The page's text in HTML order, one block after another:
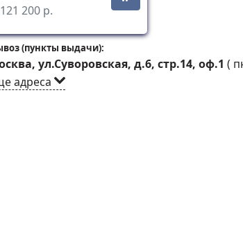
121 200 р.
(пункты выдачи):
ул.Суворовская, д.6, стр.14, оф.1 (
адреса